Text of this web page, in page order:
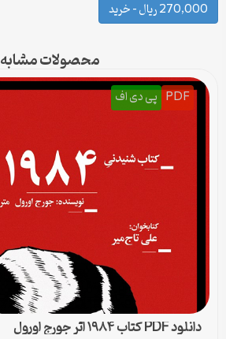
270,000 ریال – خرید
محصولات مشابه
PDF پی دی اف
دانلود PDF کتاب ۱۹۸۴ اثر جورج اورول